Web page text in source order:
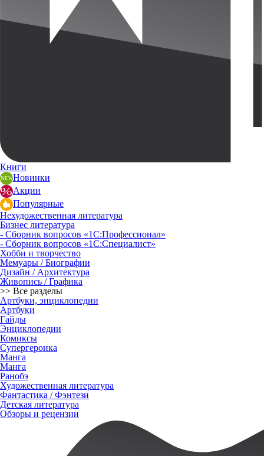
Книги
Новинки
Акции
Популярные
Нехудожественная литература
Бизнес литература
- Сборник вопросов «1С:Профессионал»
- Сборник вопросов «1С:Специалист»
Хобби и творчество
Мемуары / Биографии
Дизайн / Архитектура
Живопись / Графика
>> Все разделы
Артбуки, энциклопедии
Артбуки
Гайды
Энциклопедии
Комиксы
Супергероика
Манга
Манга
Ранобэ
Художественная литература
Фантастика / Фэнтези
Детская литература
Обзоры и рецензии